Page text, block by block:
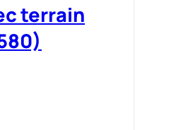
terrain